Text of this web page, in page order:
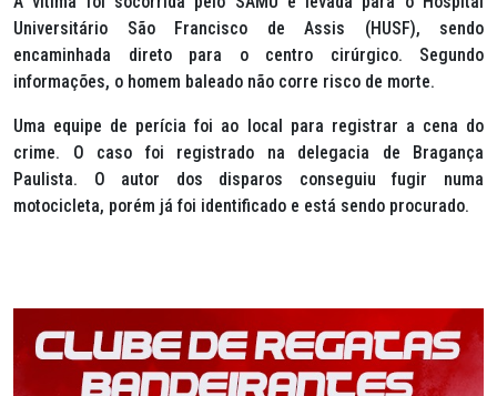
Universitário São Francisco de Assis (HUSF), sendo
encaminhada direto para o centro cirúrgico. Segundo
informações, o homem baleado não corre risco de morte.
Uma equipe de perícia foi ao local para registrar a cena do
crime. O caso foi registrado na delegacia de Bragança
Paulista. O autor dos disparos conseguiu fugir numa
motocicleta, porém já foi identificado e está sendo procurado.